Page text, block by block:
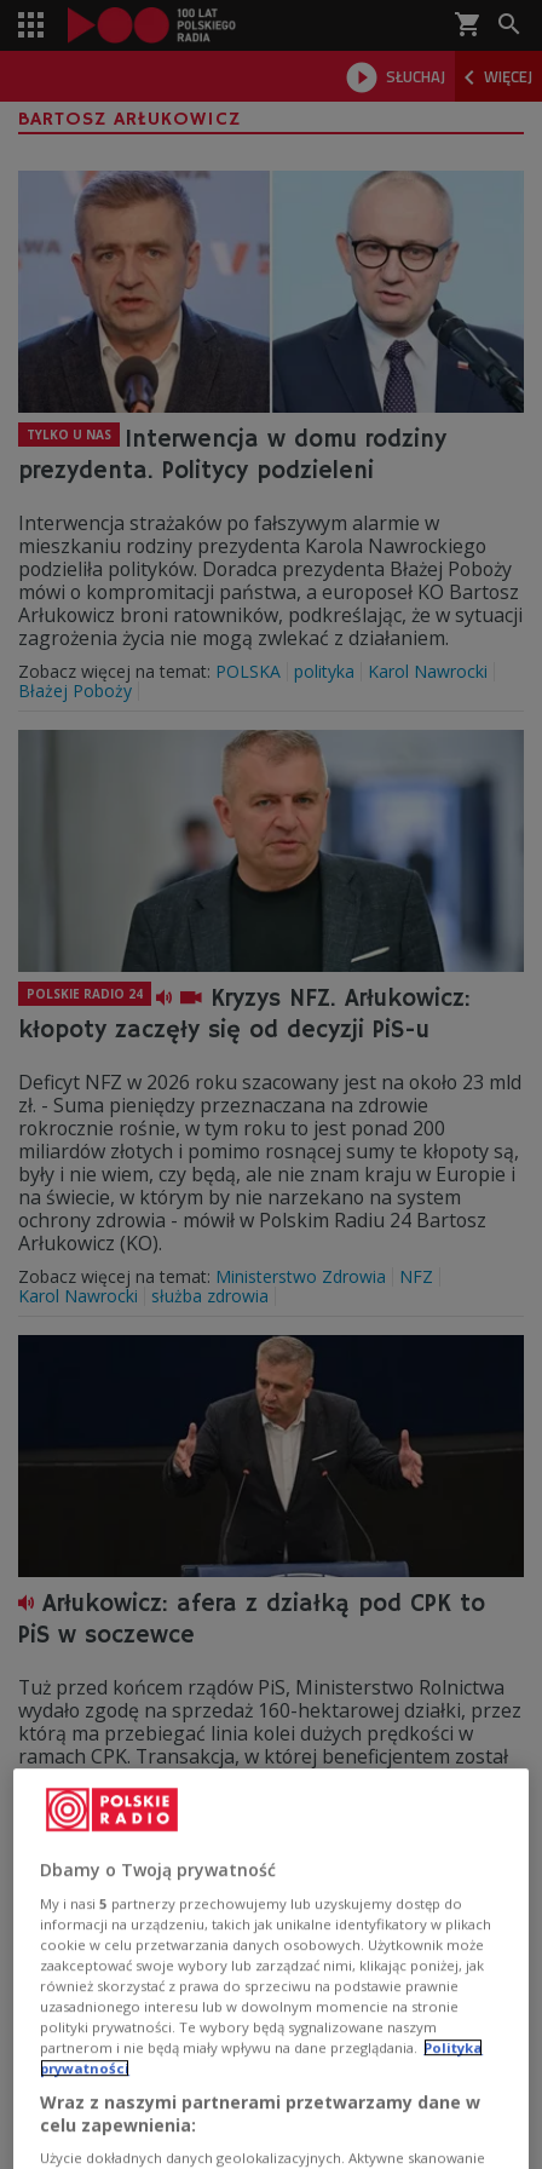
shopping_cart 
 SŁUCHAJ  WIĘCEJ

BARTOSZ ARŁUKOWICZ
TYLKO U NAS
Interwencja w domu rodziny
prezydenta. Politycy podzieleni
Interwencja strażaków po fałszywym alarmie w
mieszkaniu rodziny prezydenta Karola Nawrockiego
podzieliła polityków. Doradca prezydenta Błażej Poboży
mówi o kompromitacji państwa, a europoseł KO Bartosz
Arłukowicz broni ratowników, podkreślając, że w sytuacji
zagrożenia życia nie mogą zwlekać z działaniem.
Zobacz więcej na temat: POLSKA polityka
Karol Nawrocki
Błażej Poboży
POLSKIE RADIO 24
Kryzys NFZ. Arłukowicz:
kłopoty zaczęły się od decyzji PiS-u
Deficyt NFZ w 2026 roku szacowany jest na około 23 mld
zł. - Suma pieniędzy przeznaczana na zdrowie
rokrocznie rośnie, w tym roku to jest ponad 200
miliardów złotych i pomimo rosnącej sumy te kłopoty są,
były i nie wiem, czy będą, ale nie znam kraju w Europie i
na świecie, w którym by nie narzekano na system
ochrony zdrowia - mówił w Polskim Radiu 24 Bartosz
Arłukowicz (KO).
Zobacz więcej na temat: Ministerstwo Zdrowia
NFZ
Karol Nawrocki
służba zdrowia
Arłukowicz: afera z działką pod CPK to
PiS w soczewce
Tuż przed końcem rządów PiS, Ministerstwo Rolnictwa
wydało zgodę na sprzedaż 160-hektarowej działki, przez
którą ma przebiegać linia kolei dużych prędkości w
ramach CPK. Transakcja, w której beneficjentem został
To soczewka tego, do czego PiS potrzebował państwa i
władzy - powiedział europoseł KO Bartosz Arłukowicz.
Zobacz więcej na temat: POLSKA
Prawo i Sprawiedliwość
Dbamy o Twoją prywatność
My i nasi5 partnerzy przechowujemy lub uzyskujemy dostęp do
informacji na urządzeniu, takich jak unikalne identyfikatory w plikach
cookie w celu przetwarzania danych osobowych. Użytkownik może
zaakceptować swoje wybory lub zarządzać nimi, klikając poniżej, jak
również skorzystać z prawa do sprzeciwu na podstawie prawnie
uzasadnionego interesu lub w dowolnym momencie na stronie
polityki prywatności. Te wybory będą sygnalizowane naszym
partnerom i nie będą miały wpływu na dane przeglądania. Polityka
prywatności
Wraz z naszymi partnerami przetwarzamy dane w
celu zapewnienia:
Użycie dokładnych danych geolokalizacyjnych. Aktywne skanowanie